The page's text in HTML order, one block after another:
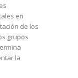
en
de los
grupos
la